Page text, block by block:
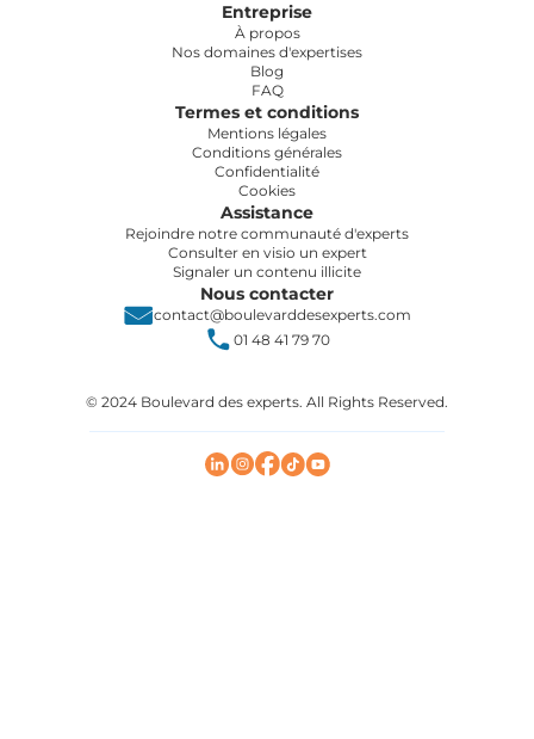
Entreprise
À propos
Nos domaines d'expertises
Blog
FAQ
Termes et conditions
Mentions légales
Conditions générales
Confidentialité
Cookies
Assistance
Rejoindre notre communauté d'experts
Consulter en visio un expert
Signaler un contenu illicite
Nous contacter
contact@boulevarddesexperts.com
01 48 41 79 70
© 2024 Boulevard des experts. All Rights Reserved.